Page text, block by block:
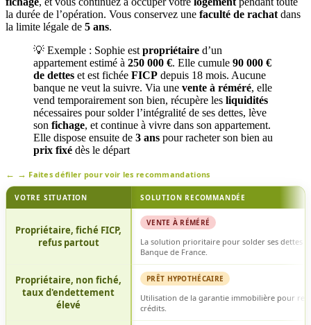
la durée de l’opération. Vous conservez une faculté de rachat dans
la limite légale de 5 ans.
💡 Exemple : Sophie est propriétaire d’un
appartement estimé à 250 000 €. Elle cumule 90 000 €
de dettes et est fichée FICP depuis 18 mois. Aucune
banque ne veut la suivre. Via une vente à réméré, elle
vend temporairement son bien, récupère les liquidités
nécessaires pour solder l’intégralité de ses dettes, lève
son fichage, et continue à vivre dans son appartement.
Elle dispose ensuite de 3 ans pour racheter son bien au
prix fixé dès le départ
Faites défiler pour voir les recommandations
VOTRE SITUATION SOLUTION RECOMMANDÉE
Propriétaire, fiché FICP,
refus partout
VENTE À RÉMÉRÉ
La solution prioritaire pour solder ses dettes
Banque de France.
Propriétaire, non fiché,
taux d'endettement
élevé
PRÊT HYPOTHÉCAIRE
Utilisation de la garantie immobilière pour
crédits.